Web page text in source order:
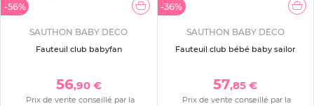
-56%
SAUTHON BABY DECO
Fauteuil club babyfan
56,90 €
Prix de vente conseillé par la
-36%
SAUTHON BABY DECO
Fauteuil club bébé baby sailor
57,85 €
Prix de vente conseillé par la